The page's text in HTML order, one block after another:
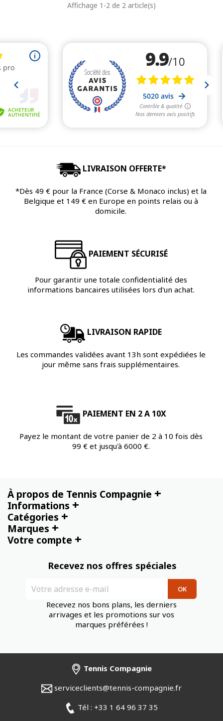
Affichage 1-2 de 2 article(s)
LIVRAISON OFFERTE*
*Dès 49 € pour la France (Corse & Monaco inclus) et la
Belgique et 149 € en Europe en points relais ou à
domicile.
PAIEMENT SÉCURISÉ
Pour garantir une totale confidentialité des
informations bancaires utilisées lors d'un achat.
LIVRAISON RAPIDE
Les commandes validées avant 13h sont expédiées le
jour même sans frais supplémentaires.
PAIEMENT EN 2 A 10X
Payez le montant de votre panier de 2 à 10 fois dès
99 € et jusqu'à 6000 €.
À propos de Tennis Compagnie +
Informations +
Catégories +
Marques +
Votre compte +
Recevez nos offres spéciales
Recevez nos bons plans, les derniers
arrivages et les promotions sur vos
marques préférées !
Tennis Compagnie
serviceclients@tennis-compagnie.fr
Tél : +33 1 64 96 37 35